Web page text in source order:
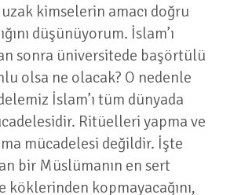
kimselerin amacı doğru
düşünüyorum. İslam’ı
sonra üniversitede başörtülü
olsa ne olacak? O nedenle
İslam’ı tüm dünyada
Ritüelleri yapma ve
mücadelesi değildir. İşte
bir Müslümanın en sert
köklerinden kopmayacağını,